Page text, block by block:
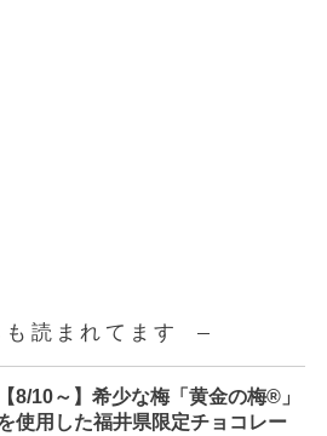
も読まれてます
【8/10～】希少な梅「黄金の梅®」
使用した福井県限定チョコレー